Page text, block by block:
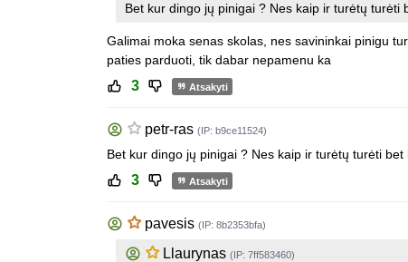
Bet kur dingo jų pinigai ? Nes kaip ir turėtų turėti
Galimai moka senas skolas, nes savininkai pinigu
paties parduoti, tik dabar nepamenu ka
3 Atsakyti
petr-ras (IP: b9ce11524)
Bet kur dingo jų pinigai ? Nes kaip ir turėtų turėti
3 Atsakyti
pavesis (IP: 8b2353bfa)
Llaurynas (IP: 7ff583460)